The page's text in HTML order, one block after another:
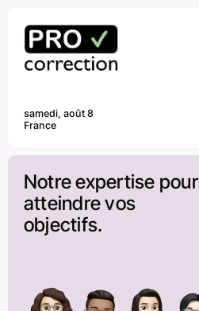
contenu
samedi, août 8
France
Notre expertise pour
atteindre vos
objectifs.